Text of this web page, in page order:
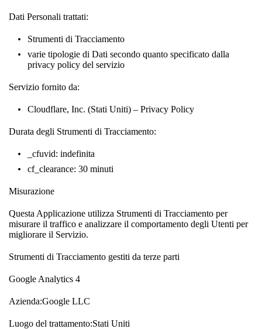
Dati Personali trattati:
Strumenti di Tracciamento
varie tipologie di Dati secondo quanto specificato dalla
privacy policy del servizio
Servizio fornito da:
Cloudflare, Inc. (Stati Uniti) – Privacy Policy
Durata degli Strumenti di Tracciamento:
_cfuvid: indefinita
cf_clearance: 30 minuti
Misurazione
Questa Applicazione utilizza Strumenti di Tracciamento per
misurare il traffico e analizzare il comportamento degli Utenti per
migliorare il Servizio.
Strumenti di Tracciamento gestiti da terze parti
Google Analytics 4
Azienda:Google LLC
Luogo del trattamento:Stati Uniti